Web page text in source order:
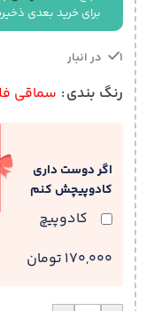
برای خرید بعدی
1 در انبار
رنگ بندی سماقی
اگر دوست داری
کادوپیچش کنم
کادوپیچ
170,000 تومان